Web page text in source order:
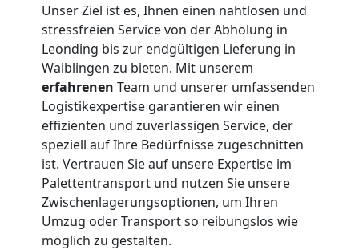
Unser Ziel ist es, Ihnen einen nahtlosen und
stressfreien Service von der Abholung in
Leonding bis zur endgültigen Lieferung in
Waiblingen zu bieten. Mit unserem
erfahrenen Team und unserer umfassenden
Logistikexpertise garantieren wir einen
effizienten und zuverlässigen Service, der
speziell auf Ihre Bedürfnisse zugeschnitten
ist. Vertrauen Sie auf unsere Expertise im
Palettentransport und nutzen Sie unsere
Zwischenlagerungsoptionen, um Ihren
Umzug oder Transport so reibungslos wie
möglich zu gestalten.